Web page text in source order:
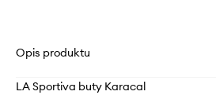
Opis produktu
LA Sportiva buty Karacal